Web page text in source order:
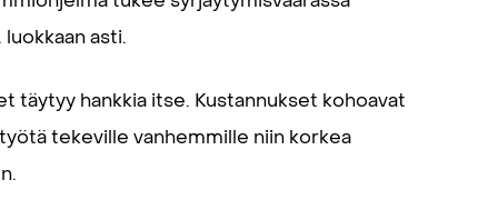
asti.
täytyy hankkia itse. Kustannukset kohoavat
tekeville vanhemmille niin korkea